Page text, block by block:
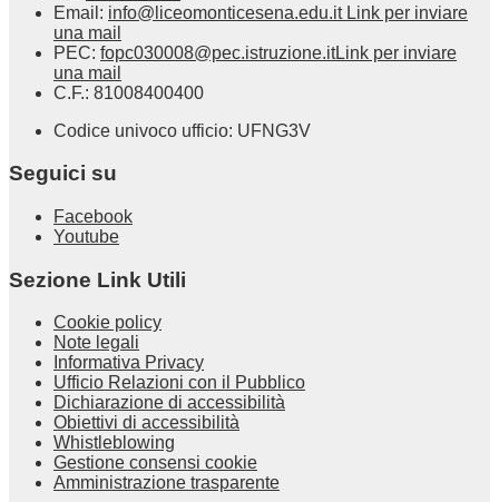
Email: info@liceomonticesena.edu.it Link per inviare
una mail
PEC: fopc030008@pec.istruzione.itLink per inviare
una mail
C.F.: 81008400400
Codice univoco ufficio: UFNG3V
Seguici su
Facebook
Youtube
Sezione Link Utili
Cookie policy
Note legali
Informativa Privacy
Ufficio Relazioni con il Pubblico
Dichiarazione di accessibilità
Obiettivi di accessibilità
Whistleblowing
Gestione consensi cookie
Amministrazione trasparente